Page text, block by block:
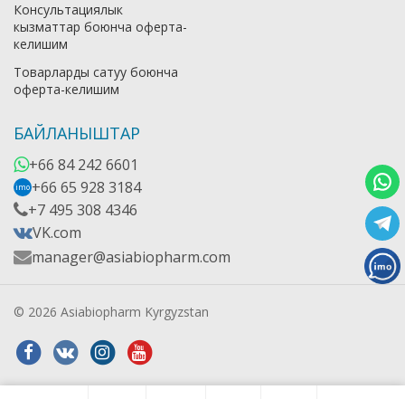
Консультациялык
кызматтар боюнча оферта-
келишим
Товарларды сатуу боюнча
оферта-келишим
БАЙЛАНЫШТАР
+66 84 242 6601
imo +66 65 928 3184
+7 495 308 4346
VK.com
manager@asiabiopharm.com
© 2026 Asiabiopharm Kyrgyzstan